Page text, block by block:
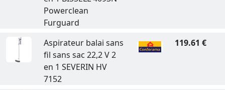
Powerclean
Furguard
Aspirateur balai sans
fil sans sac 22,2 V 2
en 1 SEVERIN HV
7152
119.61 €